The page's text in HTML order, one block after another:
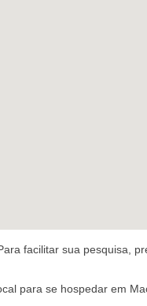
Para facilitar sua pesquisa,
para se hospedar em